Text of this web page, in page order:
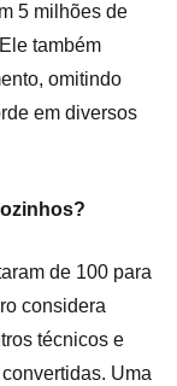
5 milhões de
também
omitindo
em diversos
de 100 para
considera
técnicos e
Uma